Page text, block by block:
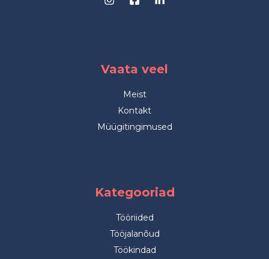
Vaata veel
Meist
Kontakt
Müügitingimused
Kategooriad
Tööriided
Tööjalanõud
Töökindad